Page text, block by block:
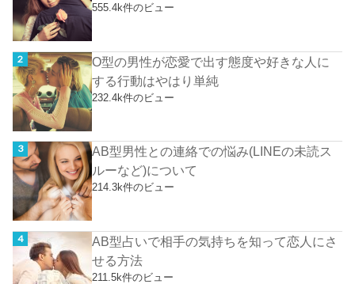
555.4k件のビュー
O型の男性が恋愛で出す態度や好きな人に
する行動はやはり単純
232.4k件のビュー
AB型男性との連絡での悩み(LINEの未読ス
ルーなど)について
214.3k件のビュー
AB型占いで相手の気持ちを知って恋人にさ
せる方法
211.5k件のビュー